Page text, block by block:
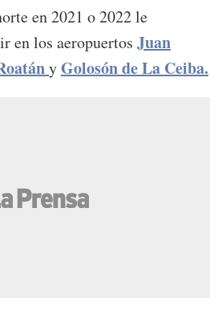
en 2021 o 2022 le
en los aeropuertos Juan
yGolosón de La Ceiba.